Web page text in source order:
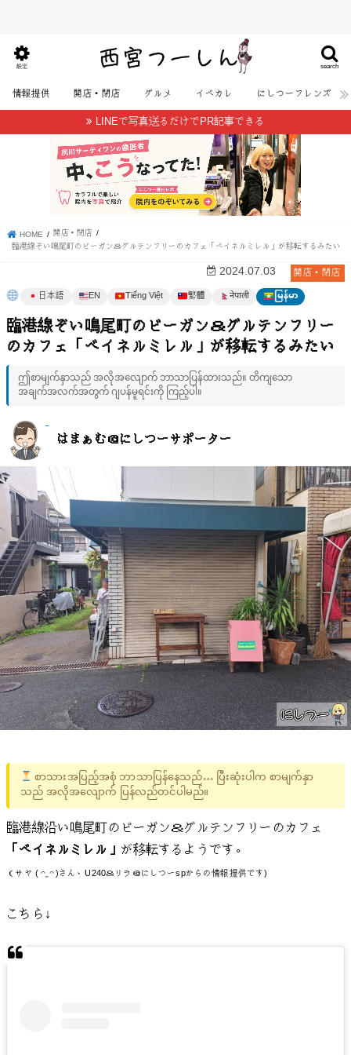
search
設定
情報提供 開店・閉店 グルメ イベカレ にしつーフレンズ
LINEで写真送るだけでPR記事できる
HOME 開店・閉店
臨港線ぞい鳴尾町のビーガン＆グルテンフリーのカフェ「ベイネルミレル」が移転するみたい
開店・閉店
2024.07.03
日本語 EN Tiếng Việt 繁體 नेपाली မြန်မာ
臨港線ぞい鳴尾町のビーガン＆グルテンフリー
のカフェ「ベイネルミレル」が移転するみたい
ဤစာမျက်နှာသည် အလိုအလျောက် ဘာသာပြန်ထားသည်။ တိကျသော
အချက်အလက်အတွက် ဂျပန်မူရင်းကို ကြည့်ပါ။
はまぁむ＠にしつーサポーター
စာသားအပြည့်အစုံ ဘာသာပြန်နေသည်… ပြီးဆုံးပါက စာမျက်နှာ
သည် အလိုအလျောက် ပြန်လည်တင်ပါမည်။
臨港線沿い鳴尾町のビーガン＆グルテンフリーのカフェ
「ベイネルミレル」 が移転するようです。
（サヤ ( ◠‿◠ )さん、U240＆リラ＠にしつーspからの情報提供です)
こちら↓